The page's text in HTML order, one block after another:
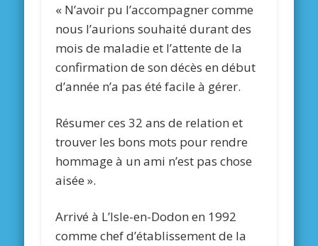
« N’avoir pu l’accompagner comme
nous l’aurions souhaité durant des
mois de maladie et l’attente de la
confirmation de son décès en début
d’année n’a pas été facile à gérer.
Résumer ces 32 ans de relation et
trouver les bons mots pour rendre
hommage à un ami n’est pas chose
aisée ».
Arrivé à L’Isle-en-Dodon en 1992
comme chef d’établissement de la